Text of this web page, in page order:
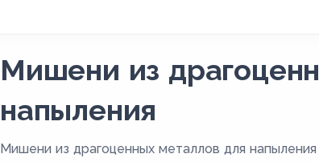
Мишени из
напыления
Мишени из драгоценных металлов для